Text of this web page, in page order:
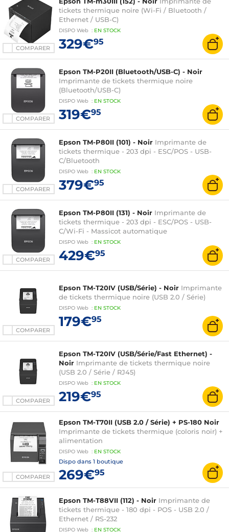
COMPARER
tickets thermique noire (Wi-Fi / Bluetooth /
Ethernet / USB-C)
DISPO Web : EN STOCK
329€95
COMPARER
Epson TM-P20II (Bluetooth/USB-C) - Noir
Imprimante de tickets thermique noire
(Bluetooth/USB-C)
DISPO Web : EN STOCK
319€95
COMPARER
Epson TM-P80II (101) - Noir Imprimante de
tickets thermique - 203 dpi - ESC/POS - USB-
C/Bluetooth
DISPO Web : EN STOCK
379€95
COMPARER
Epson TM-P80II (131) - Noir Imprimante de
tickets thermique - 203 dpi - ESC/POS - USB-
C/Wi-Fi - Massicot automatique
DISPO Web : EN STOCK
429€95
COMPARER
Epson TM-T20IV (USB/Série) - Noir Imprimante
de tickets thermique noire (USB 2.0 / Série)
DISPO Web : EN STOCK
179€95
COMPARER
Epson TM-T20IV (USB/Série/Fast Ethernet) -
Noir Imprimante de tickets thermique noire
(USB 2.0 / Série / RJ45)
DISPO Web : EN STOCK
219€95
COMPARER
Epson TM-T70II (USB 2.0 / Série) + PS-180 Noir
Imprimante de tickets thermique (coloris noir) +
alimentation
DISPO Web : EN STOCK
Dispo dans 1 boutique
269€95
Epson TM-T88VII (112) - Noir Imprimante de
tickets thermique - 180 dpi - POS - USB 2.0 /
Ethernet / RS-232
DISPO Web : EN STOCK